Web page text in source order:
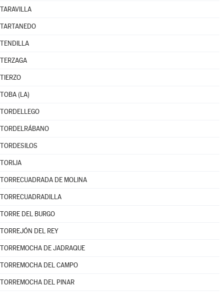
TARAVILLA
TARTANEDO
TENDILLA
TERZAGA
TIERZO
TOBA (LA)
TORDELLEGO
TORDELRÁBANO
TORDESILOS
TORIJA
TORRECUADRADA DE MOLINA
TORRECUADRADILLA
TORRE DEL BURGO
TORREJÓN DEL REY
TORREMOCHA DE JADRAQUE
TORREMOCHA DEL CAMPO
TORREMOCHA DEL PINAR